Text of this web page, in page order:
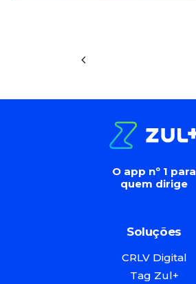
O app nº 1 para
quem dirige
Soluções
CRLV Digital
Tag Zul+